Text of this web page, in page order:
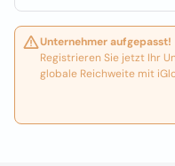
Unternehmer aufgepasst!
Registrieren Sie jetzt Ihr
globale Reichweite mit